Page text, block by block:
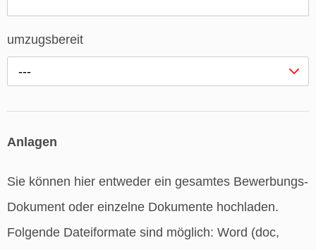
umzugsbereit
---
Anlagen
Sie können hier entweder ein gesamtes Bewerbungs-
Dokument oder einzelne Dokumente hochladen.
Folgende Dateiformate sind möglich: Word (doc,